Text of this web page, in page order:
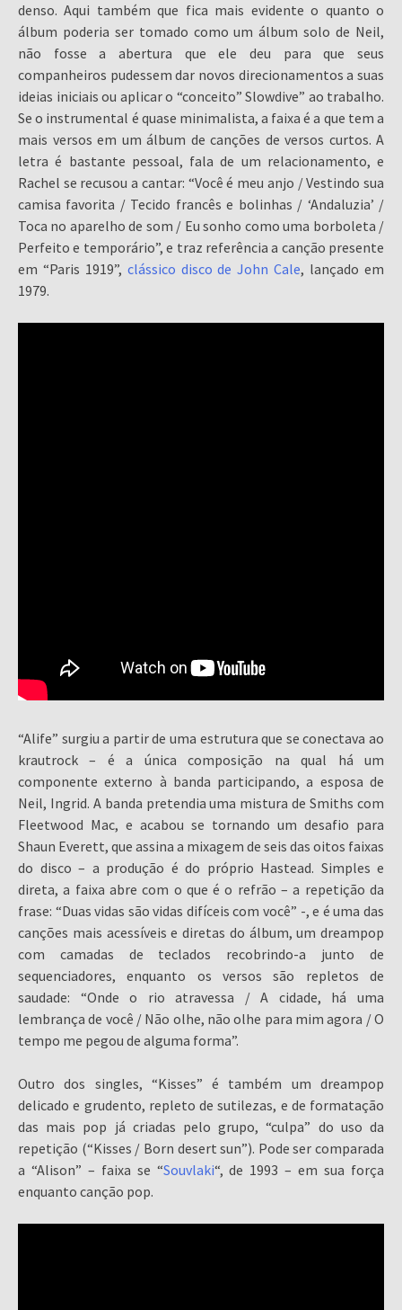
denso. Aqui também que fica mais evidente o quanto o
álbum poderia ser tomado como um álbum solo de Neil,
não fosse a abertura que ele deu para que seus
companheiros pudessem dar novos direcionamentos a suas
ideias iniciais ou aplicar o “conceito” Slowdive” ao trabalho.
Se o instrumental é quase minimalista, a faixa é a que tem a
mais versos em um álbum de canções de versos curtos. A
letra é bastante pessoal, fala de um relacionamento, e
Rachel se recusou a cantar: “Você é meu anjo / Vestindo sua
camisa favorita / Tecido francês e bolinhas / ‘Andaluzia’ /
Toca no aparelho de som / Eu sonho como uma borboleta /
Perfeito e temporário”, e traz referência a canção presente
em “Paris 1919”, clássico disco de John Cale, lançado em
1979.
“Alife” surgiu a partir de uma estrutura que se conectava ao
krautrock – é a única composição na qual há um
componente externo à banda participando, a esposa de
Neil, Ingrid. A banda pretendia uma mistura de Smiths com
Fleetwood Mac, e acabou se tornando um desafio para
Shaun Everett, que assina a mixagem de seis das oitos faixas
do disco – a produção é do próprio Hastead. Simples e
direta, a faixa abre com o que é o refrão – a repetição da
frase: “Duas vidas são vidas difíceis com você” -, e é uma das
canções mais acessíveis e diretas do álbum, um dreampop
com camadas de teclados recobrindo-a junto de
sequenciadores, enquanto os versos são repletos de
saudade: “Onde o rio atravessa / A cidade, há uma
lembrança de você / Não olhe, não olhe para mim agora / O
tempo me pegou de alguma forma”.
Outro dos singles, “Kisses” é também um dreampop
delicado e grudento, repleto de sutilezas, e de formatação
das mais pop já criadas pelo grupo, “culpa” do uso da
repetição (“Kisses / Born desert sun”). Pode ser comparada
a “Alison” – faixa se “Souvlaki“, de 1993 – em sua força
enquanto canção pop.